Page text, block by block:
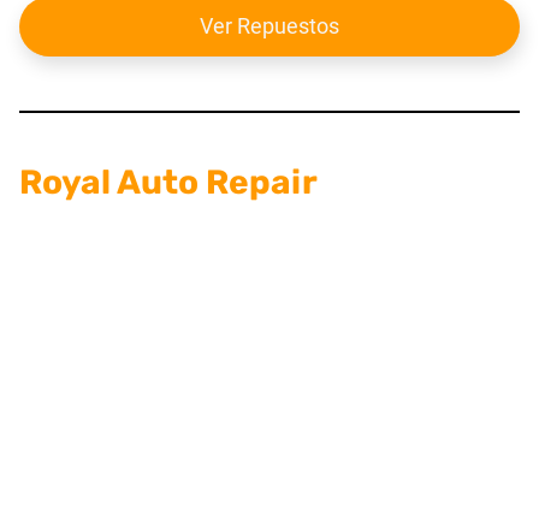
Ver Repuestos
Royal Auto Repair